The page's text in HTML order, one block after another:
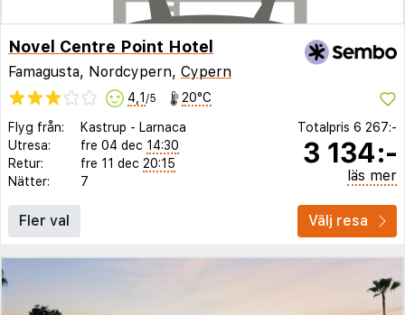
Novel Centre Point Hotel
Famagusta, Nordcypern, Cypern
4,1 /5 20°C
Flyg från: Kastrup - Larnaca
Utresa:
fre 04 dec 14:30
Retur:
fre 11 dec 20:15
Nätter:
7
Totalpris 6 267:-
3 134:-
läs mer
Fler val Välj resa